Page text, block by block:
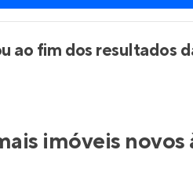
no Apto
ao fim dos resultados
imóveis novos